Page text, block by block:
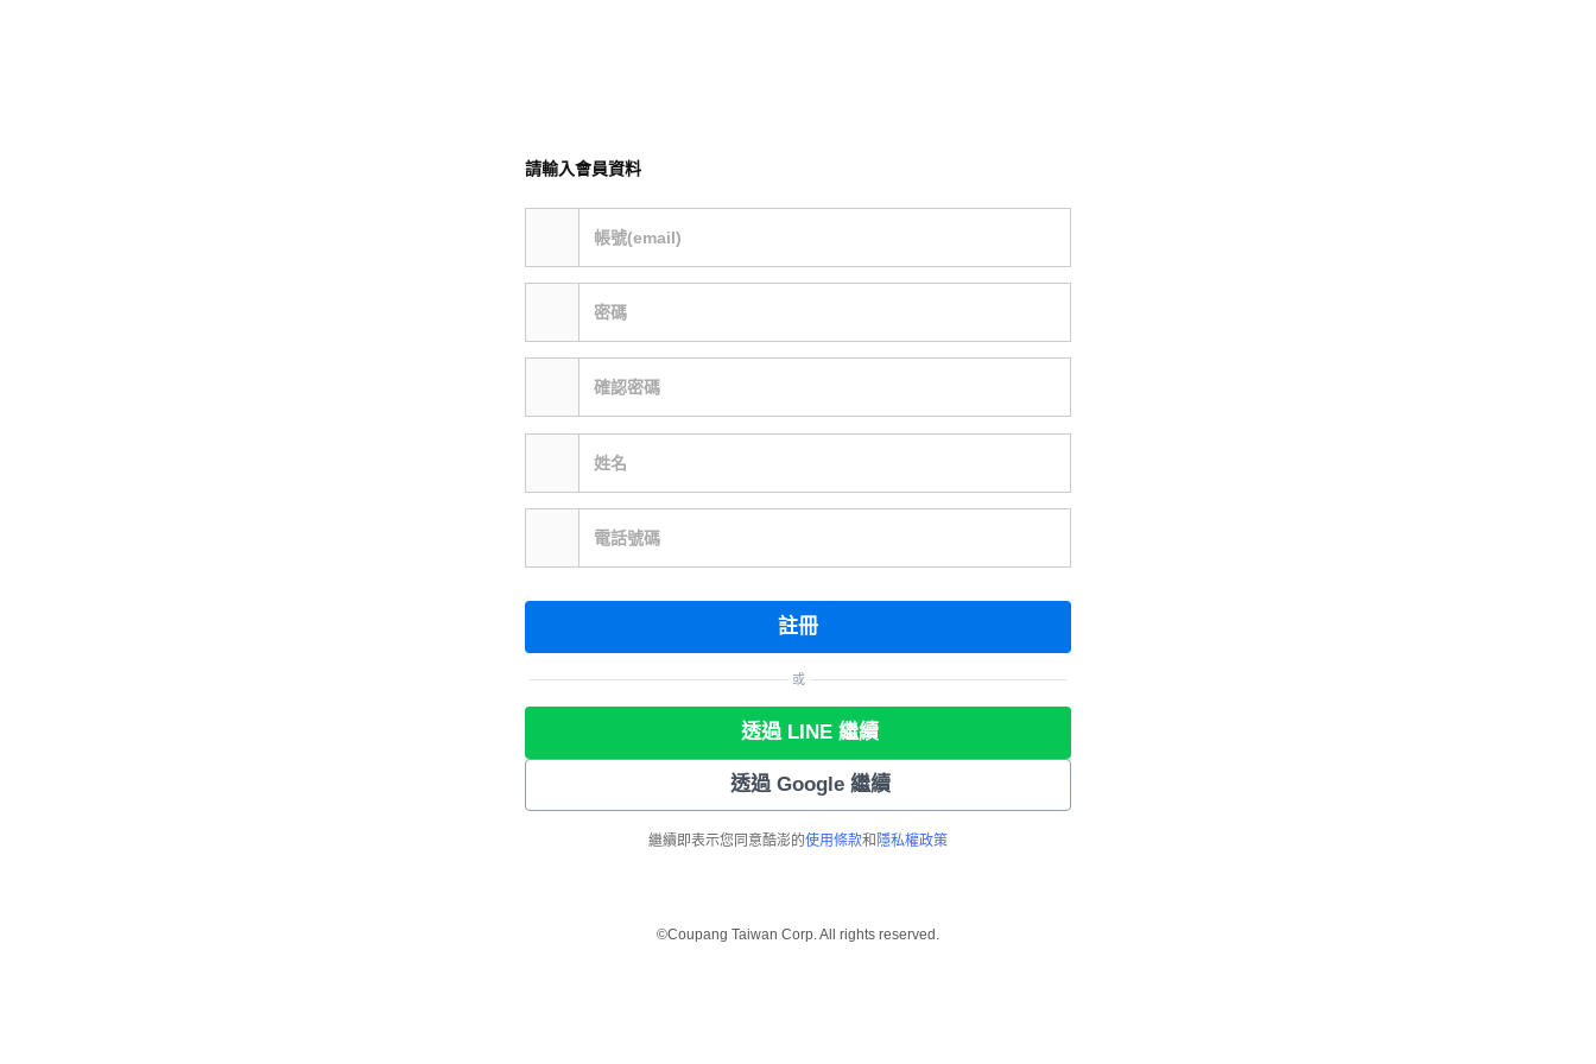
請輸入會員資料
帳號(email)
密碼
確認密碼
姓名
電話號碼
註冊
或
透過 LINE 繼續
透過 Google 繼續
繼續即表示您同意酷澎的使用條款和 隱私權政策
©Coupang Taiwan Corp. All rights reserved.